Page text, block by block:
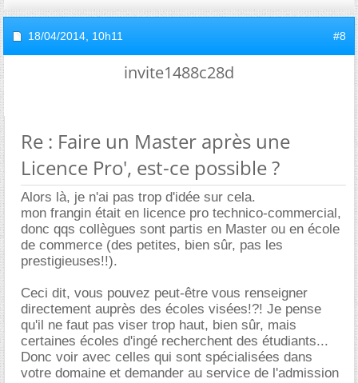
18/04/2014, 10h11 #8
invite1488c28d
Re : Faire un Master après une
Licence Pro', est-ce possible ?
Alors là, je n'ai pas trop d'idée sur cela.
mon frangin était en licence pro technico-commercial,
donc qqs collègues sont partis en Master ou en école
de commerce (des petites, bien sûr, pas les
prestigieuses!!).
Ceci dit, vous pouvez peut-être vous renseigner
directement auprès des écoles visées!?! Je pense
qu'il ne faut pas viser trop haut, bien sûr, mais
certaines écoles d'ingé recherchent des étudiants...
Donc voir avec celles qui sont spécialisées dans
votre domaine et demander au service de l'admission